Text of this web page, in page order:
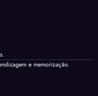
e memorização.